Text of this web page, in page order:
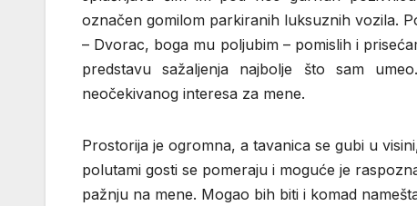
označen gomilom parkiranih luksuznih vozila.
– Dvorac, boga mu poljubim – pomislih i
predstavu sažaljenja najbolje što sam
neočekivanog interesa za mene.
Prostorija je ogromna, a tavanica se gubi u
polutami gosti se pomeraju i moguće je
pažnju na mene. Mogao bih biti i komad